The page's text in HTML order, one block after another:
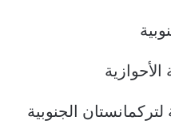
الجنوبية